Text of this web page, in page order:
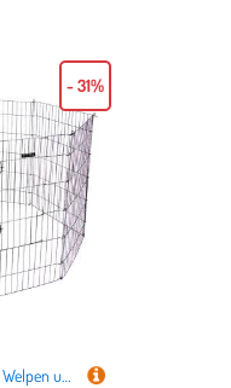
Kerbl Pet Gehege mit Türe für Welpen und Kleintiere - 8 Elemente à B 57 x H 78 cm
- 31%